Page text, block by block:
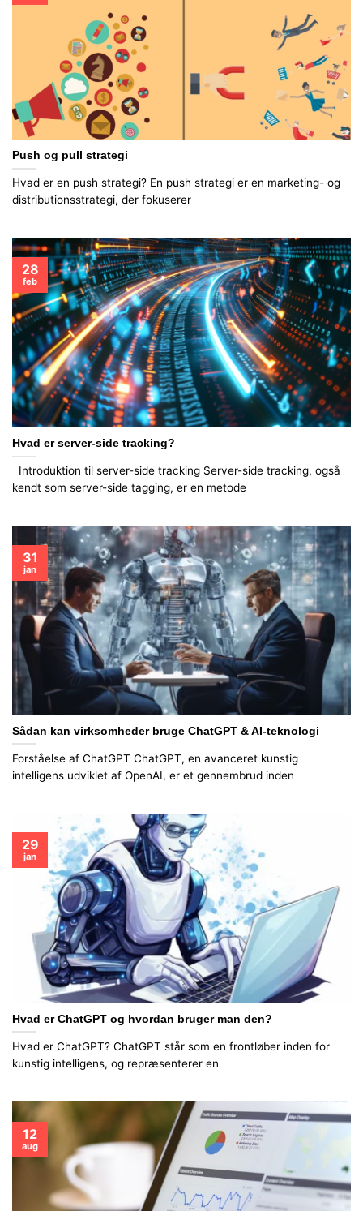
Push og pull strategi
Hvad er en push strategi? En push strategi er en marketing- og
distributionsstrategi, der fokuserer
Hvad er server-side tracking?
Introduktion til server-side tracking Server-side tracking, også
kendt som server-side tagging, er en metode
28
feb
Sådan kan virksomheder bruge ChatGPT & AI-teknologi
Forståelse af ChatGPT ChatGPT, en avanceret kunstig
intelligens udviklet af OpenAI, er et gennembrud inden
31
jan
Hvad er ChatGPT og hvordan bruger man den?
Hvad er ChatGPT? ChatGPT står som en frontløber inden for
kunstig intelligens, og repræsenterer en
29
jan
12
aug